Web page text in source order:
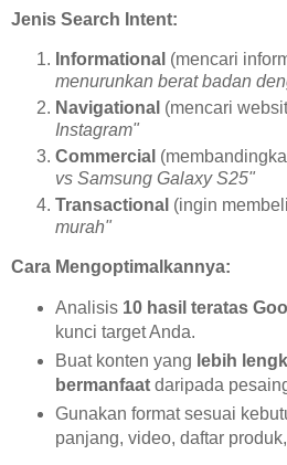
Jenis Search Intent:
Informational (mencari
menurunkan berat badan
Navigational (mencari
Instagram"
Commercial
vs Samsung Galaxy S25"
Transactional (ingin
murah"
Cara Mengoptimalkannya:
Analisis 10 hasil teratas
kunci target Anda.
Buat konten yang lebih
bermanfaatdaripada
Gunakan format sesuai
panjang, video, daftar